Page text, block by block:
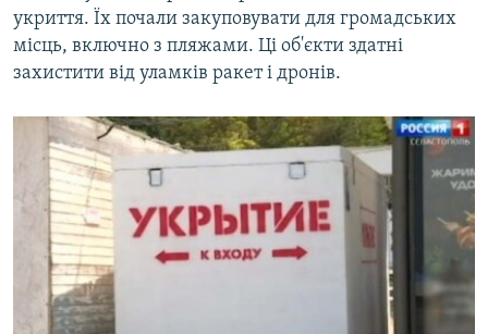
укриття. Їх почали закуповувати для громадських
місць, включно з пляжами. Ці об'єкти здатні
захистити від уламків ракет і дронів.